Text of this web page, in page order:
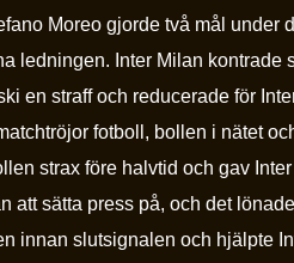
Moreo gjorde två mål under
ledningen. Inter Milan kontrade
en straff och reducerade för
fotboll, bollen i nätet
strax före halvtid och gav
att sätta press på, och det
innan slutsignalen och hjälpte